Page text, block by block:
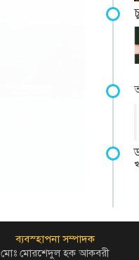
ব্যবস্হাপনা সম্পাদক
মোঃ মোরশেদুল হক আকবরী